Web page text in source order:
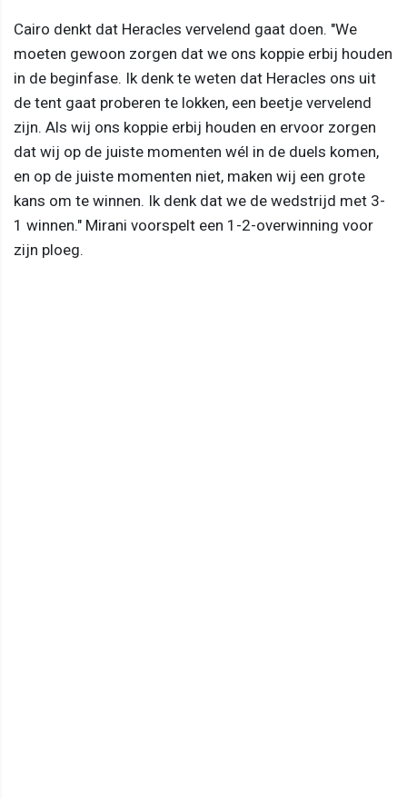
Cairo denkt dat Heracles vervelend gaat doen. "We
moeten gewoon zorgen dat we ons koppie erbij houden
in de beginfase. Ik denk te weten dat Heracles ons uit
de tent gaat proberen te lokken, een beetje vervelend
zijn. Als wij ons koppie erbij houden en ervoor zorgen
dat wij op de juiste momenten wél in de duels komen,
en op de juiste momenten niet, maken wij een grote
kans om te winnen. Ik denk dat we de wedstrijd met 3-
1 winnen." Mirani voorspelt een 1-2-overwinning voor
zijn ploeg.